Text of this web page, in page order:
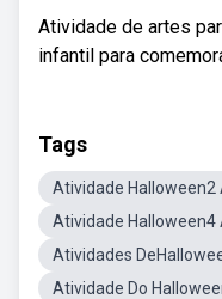
Atividade de artes
infantil para
Tags
Atividade Halloween2
Atividade Halloween4
Atividades
Atividade Do